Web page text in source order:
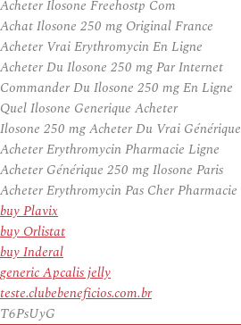
Acheter Ilosone Freehostp Com
Achat Ilosone 250 mg Original France
Acheter Vrai Erythromycin En Ligne
Acheter Du Ilosone 250 mg Par Internet
Commander Du Ilosone 250 mg En Ligne
Quel Ilosone Generique Acheter
Ilosone 250 mg Acheter Du Vrai Générique
Acheter Erythromycin Pharmacie Ligne
Acheter Générique 250 mg Ilosone Paris
Acheter Erythromycin Pas Cher Pharmacie
buy Plavix
buy Orlistat
buy Inderal
generic Apcalis jelly
teste.clubebeneficios.com.br
T6PsUyG